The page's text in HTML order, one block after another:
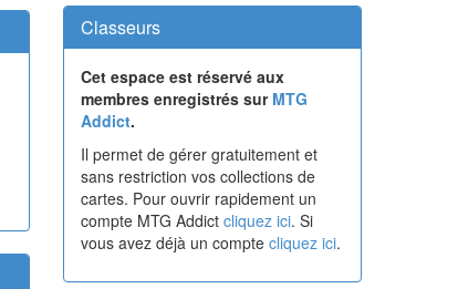
Classeurs
Cet espace est réservé aux
membres enregistrés sur MTG
Addict.
Il permet de gérer gratuitement et
sans restriction vos collections de
cartes. Pour ouvrir rapidement un
compte MTG Addict cliquez ici. Si
vous avez déjà un compte cliquez ici.